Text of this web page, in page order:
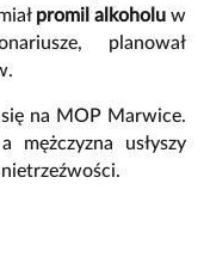
promil alkoholuw
planował
się na MOP Marwice.
mężczyzna usłyszy